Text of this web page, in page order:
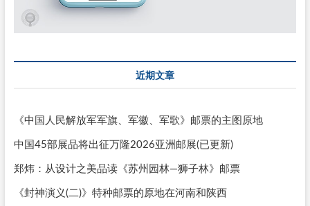
近期文章
《中国人民解放军军旗、军徽、军歌》邮票的主图原地
中国45部展品将出征万隆2026亚洲邮展(已更新)
郑炜：从设计之美品读《苏州园林—狮子林》邮票
《封神演义(二)》特种邮票的原地在河南和陕西